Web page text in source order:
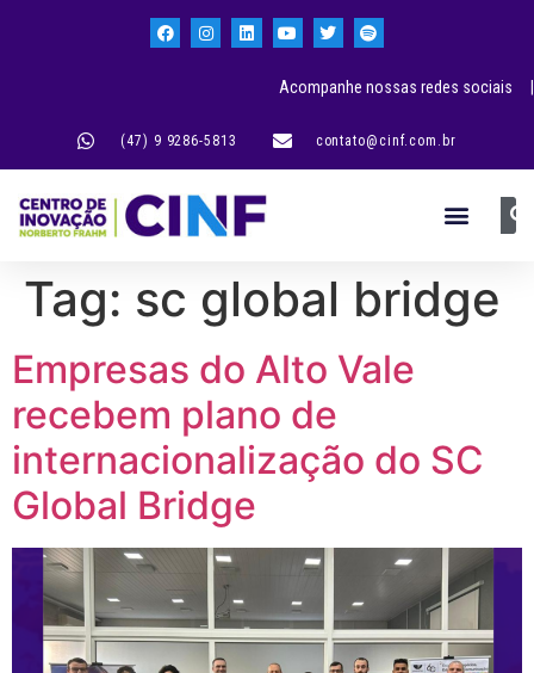
(47) 9 9286-5813 contato@cinf.com.br
Acompanhe nossas redes sociais |
Tag: sc global bridge
Empresas do Alto Vale
recebem plano de
internacionalização do SC
Global Bridge